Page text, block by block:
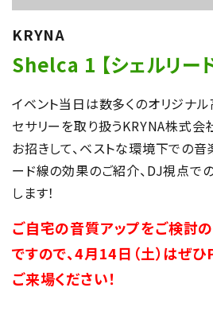
KRYNA
Shelca 1 【シェルリー
イベント当日は数多くのオリジナ
セサリーを取り扱うKRYNA株式会
お招きして、ベストな環境下での音
ード線の効果のご紹介、DJ視点で
します！
ご自宅の音質アップをご検討
ですので、4月14日（土）はぜ
ご来場ください！